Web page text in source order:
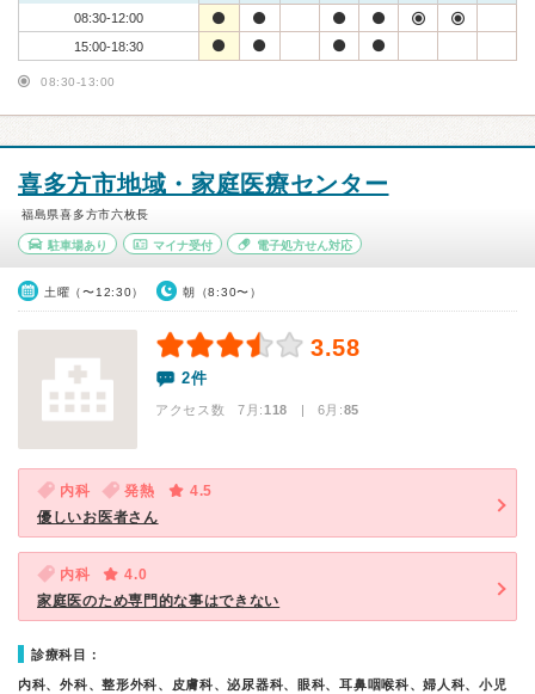
08:30-12:00
15:00-18:30
08:30-13:00
喜多方市地域・家庭医療センター
福島県喜多方市六枚長
駐車場あり マイナ受付 電子処方せん対応
土曜（〜12:30） 朝（8:30〜）
3.58
2件
アクセス数 7月:118 | 6月:85
内科 発熱
4.5
優しいお医者さん
内科
4.0
家庭医のため専門的な事はできない
診療科目：
内科、外科、整形外科、皮膚科、泌尿器科、眼科、耳鼻咽喉科、婦人科、小児